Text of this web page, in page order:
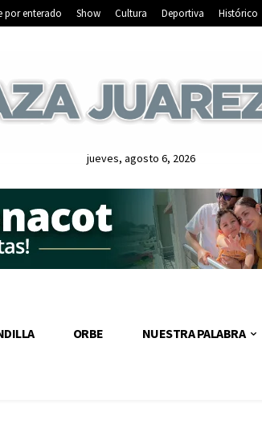
por enterado Show Cultura Deportiva Histórico
jueves, agosto 6, 2026
ORBE NUESTRA PALABRA